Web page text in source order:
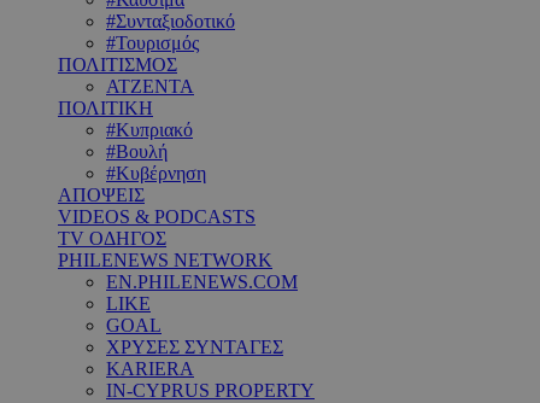
#Συνταξιοδοτικό
#Τουρισμός
ΠΟΛΙΤΙΣΜΟΣ
ΑΤΖΕΝΤΑ
ΠΟΛΙΤΙΚΗ
#Κυπριακό
#Βουλή
#Κυβέρνηση
ΑΠΟΨΕΙΣ
VIDEOS & PODCASTS
TV ΟΔΗΓΟΣ
PHILENEWS NETWORK
EN.PHILENEWS.COM
LIKE
GOAL
ΧΡΥΣΕΣ ΣΥΝΤΑΓΕΣ
KARIERA
IN-CYPRUS PROPERTY